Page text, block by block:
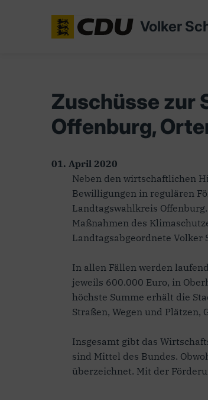
Volker
Zuschüsse zur
Offenburg,
01. April 2020
Neben den wirtschaftlichen
Bewilligungen in regulären
Landtagswahlkreis
Maßnahmen des
Landtagsabgeordnete Volker
In allen Fällen werden
jeweils 600.000 Euro, in
höchste Summe erhält die
Straßen, Wegen und
Insgesamt gibt das
sind Mittel des Bundes.
überzeichnet. Mit der